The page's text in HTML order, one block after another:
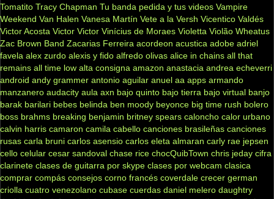
Tomatito Tracy Chapman Tu banda pedida y tus videos Vampire
Weekend Van Halen Vanesa Martín Vete a la Versh Vicentico Valdés
Victor Acosta Victor Victor Vinícius de Moraes Violetta Violão Wheatus
Zac Brown Band Zacarias Ferreira acordeon acustica adobe adriel
favela alex zurdo alexis y fido alfredo olivas alice in chains all that
remains all time low alta consigna amazon anastacia andrea echeverri
android andy grammer antonio aguilar anuel aa apps armando
manzanero audacity aula axn bajo quinto bajo tierra bajo virtual banjo
barak barilari bebes belinda ben moody beyonce big time rush bolero
boss brahms breaking benjamin britney spears caloncho calor urbano
calvin harris camaron camila cabello canciones brasileñas canciones
rusas carla bruni carlos asensio carlos eleta almaran carly rae jepsen
cello celular cesar sandoval chase rice chocQuibTown chris jeday cifra
clarinete clases de guitarra por skype clases por webcam clasica
comprar compás consejos corno francés coverdale crecer german
criolla cuatro venezolano cubase cuerdas daniel melero daughtry